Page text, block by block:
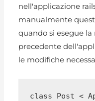
nell'applicazione
manualmente
quando si esegue
precedente
le modifiche
class Post <